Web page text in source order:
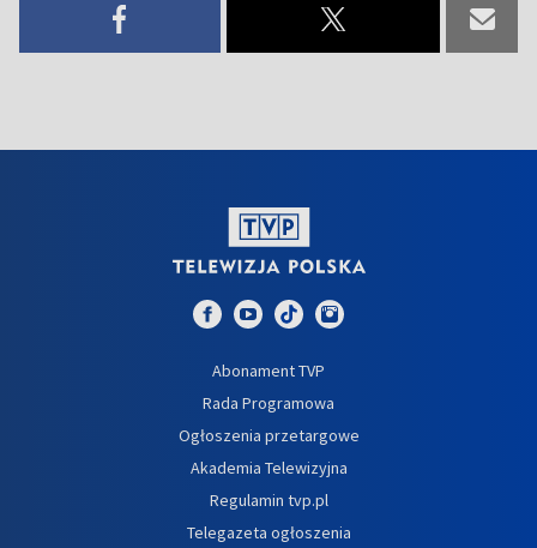
Abonament TVP
Rada Programowa
Ogłoszenia przetargowe
Akademia Telewizyjna
Regulamin tvp.pl
Telegazeta ogłoszenia